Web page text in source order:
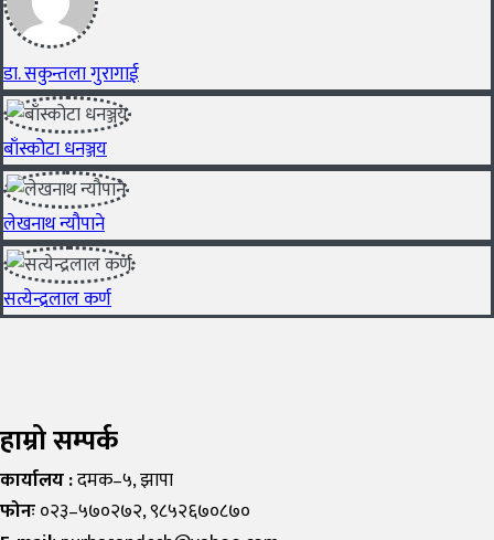
डा. सकुन्तला गुरागाई
बाँस्कोटा धनञ्जय
लेखनाथ न्यौपाने
सत्येन्द्रलाल कर्ण
हाम्रो सम्पर्क
कार्यालय :दमक–५, झापा
फोनः०२३–५७०२७२, ९८५२६७०८७०